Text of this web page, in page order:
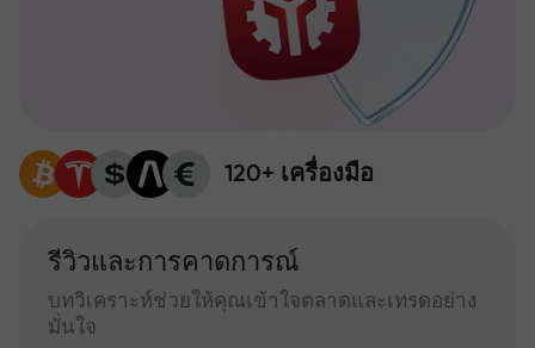
120+ เครื่องมือ
รีวิวและการคาดการณ์
บทวิเคราะห์ช่วยให้คุณเข้าใจตลาดและเทรดอย่าง
มั่นใจ